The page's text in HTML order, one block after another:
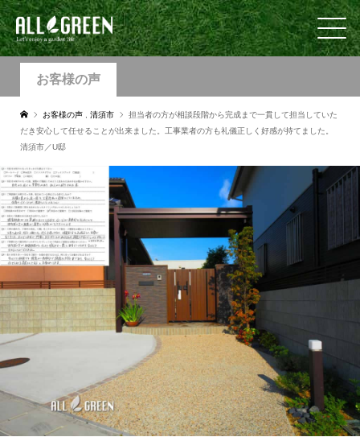
お客様の声
お客様の声 清須市
担当者の方が相談段階から完成まで一貫して担当していた
だき安心して任せることが出来ました。工事業者の方も礼儀正しく好感が持てました。
清須市／U邸